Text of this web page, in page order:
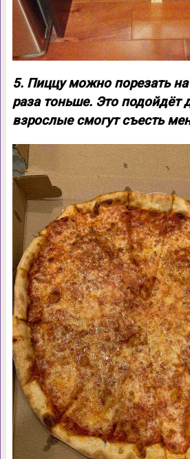
5. Пиццу можно порезать
раза тоньше. Это подойдёт
взрослые смогут съесть